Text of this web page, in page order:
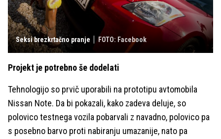
Seksi brezkrtačno pranje FOTO: Facebook
Projekt je potrebno še dodelati
Tehnologijo so prvič uporabili na prototipu avtomobila
Nissan Note. Da bi pokazali, kako zadeva deluje, so
polovico testnega vozila pobarvali z navadno, polovico pa
s posebno barvo proti nabiranju umazanije, nato pa